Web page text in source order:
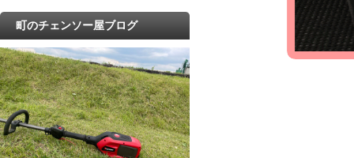
町のチェンソー屋ブログ